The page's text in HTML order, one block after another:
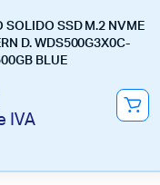
SOLIDO SSD M.2 NVME
D. WDS500G3X0C-
BLUE
IVA